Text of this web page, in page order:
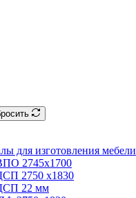
для изготовления мебели
2745х1700
2750 х1830
22 мм